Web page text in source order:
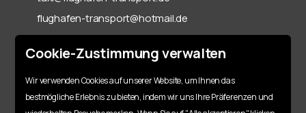
Cookie-Zustimmung verwalten
Wir verwenden Cookies auf unserer Website, um Ihnen das
bestmögliche Erlebnis zu bieten, indem wir uns Ihre Präferenzen und
flughafen-transport@hotmail.de
06142-70 55 60
+49 151 15317128